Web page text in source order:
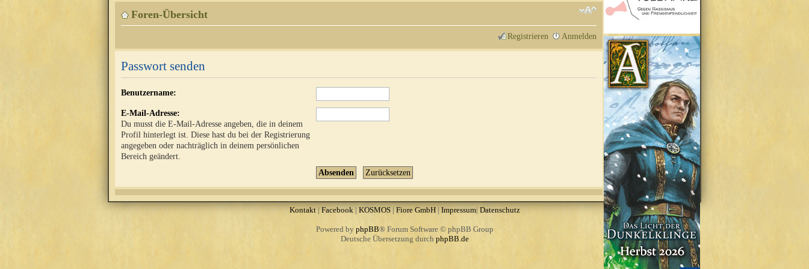
Foren-Übersicht
Registrieren Anmelden
Passwort senden
Benutzername:
E-Mail-Adresse:
Du musst die E-Mail-Adresse angeben, die in deinem
Profil hinterlegt ist. Diese hast du bei der Registrierung
angegeben oder nachträglich in deinem persönlichen
Bereich geändert.
Kontakt|Facebook | KOSMOS| Fiore GmbH| Impressum| Datenschutz
Powered by phpBB® Forum Software © phpBB Group
Deutsche Übersetzung durch phpBB.de